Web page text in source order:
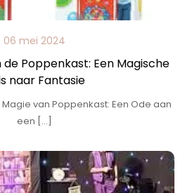
06 mei 2024
Poppenkast: Een Magische
naar Fantasie
van Poppenkast: Een Ode aan
een […]